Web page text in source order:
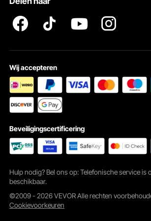
Wij accepteren
Beveiligingscertificering
Hulp nodig? Bel ons op: Telefonische service is
beschikbaar.
©2009 - 2026 VEVOR Alle rechten
Cookievoorkeuren